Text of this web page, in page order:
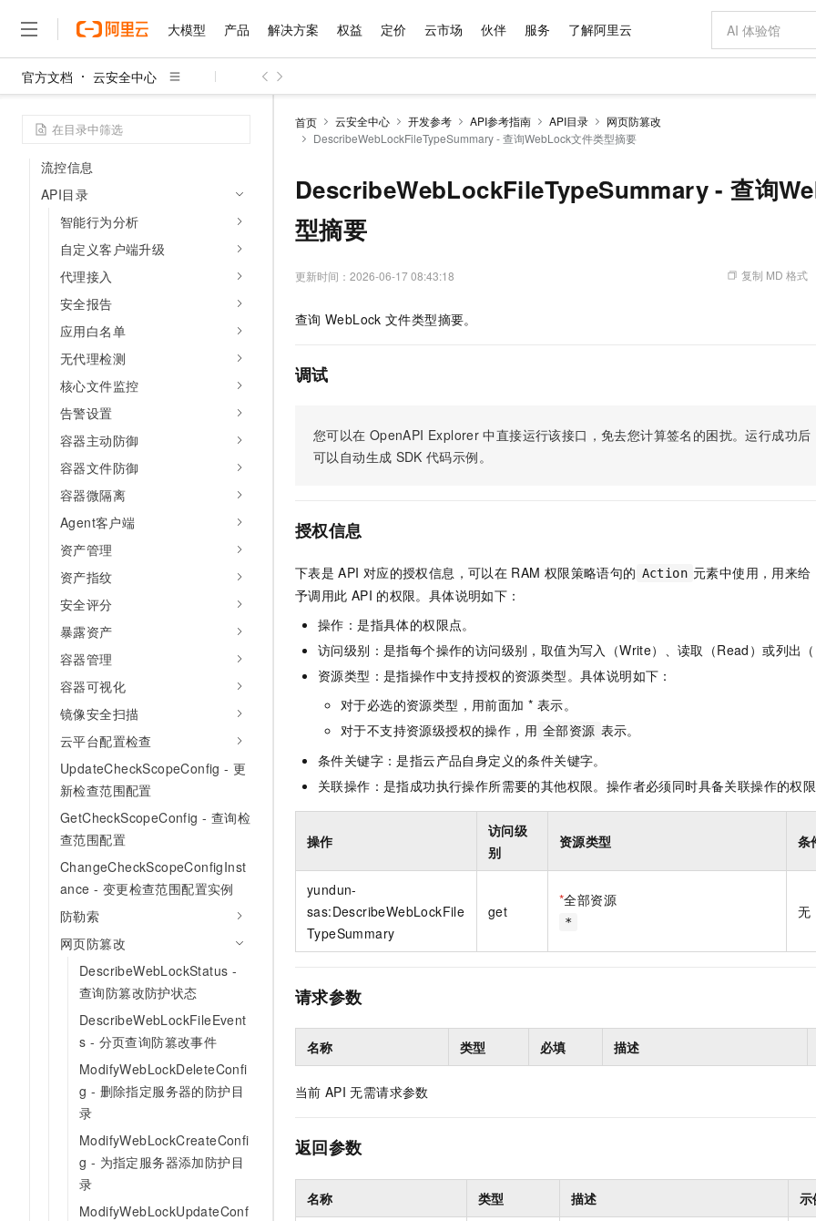
大模型 产品 解决方案 权益 定价 云市场 伙伴 服务 了解阿里云
官方文档 云安全中心
开发参考
API参考指南
API概览
授权信息
流控信息
API目录
智能行为分析
自定义客户端升级
代理接入
安全报告
应用白名单
无代理检测
核心文件监控
告警设置
容器主动防御
容器文件防御
容器微隔离
Agent客户端
资产管理
资产指纹
安全评分
暴露资产
容器管理
容器可视化
镜像安全扫描
云平台配置检查
UpdateCheckScopeConfig - 更
新检查范围配置
GetCheckScopeConfig - 查询检
查范围配置
ChangeCheckScopeConfigInst
ance - 变更检查范围配置实例
防勒索
网页防篡改
DescribeWebLockStatus -
查询防篡改防护状态
DescribeWebLockFileEvent
s - 分页查询防篡改事件
ModifyWebLockDeleteConfi
g - 删除指定服务器的防护目
录
ModifyWebLockCreateConfi
g - 为指定服务器添加防护目
录
ModifyWebLockUpdateConf
首页 云安全中心 开发参考 API参考指南 API目录
网页防篡改
DescribeWebLockFileTypeSummary - 查询WebLock文件类型摘要
DescribeWebLockFileTypeSummary - 查询
型摘要
更新时间： 2026-06-17 08:43:18 复制 MD 格式
查询 WebLock 文件类型摘要。
调试
您可以在 OpenAPI Explorer 中直接运行该接口，免去您计算签名的困扰。运行成功
可以自动生成 SDK 代码示例。
授权信息
下表是 API 对应的授权信息，可以在 RAM 权限策略语句的 Action 元素中使用，用来给
予调用此 API 的权限。具体说明如下：
操作：是指具体的权限点。
访问级别：是指每个操作的访问级别，取值为写入（Write）、读取（Read）或列出
资源类型：是指操作中支持授权的资源类型。具体说明如下：
对于必选的资源类型，用前面加 * 表示。
对于不支持资源级授权的操作，用 全部资源 表示。
条件关键字：是指云产品自身定义的条件关键字。
关联操作：是指成功执行操作所需要的其他权限。操作者必须同时具备关联操作的权
操作
访问级
别
资源类型 条
yundun-
sas:DescribeWebLockFile
TypeSummary
get
*全部资源
*
无
请求参数
名称 类型 必填 描述
当前 API 无需请求参数
返回参数
名称 类型 描述 示
大模型
千问AI平台
大模型
文本生成
Qwen3.8-Max HOT
千问AI平台-Token Plan
千问AI平台-模型体验
在线体验全尺寸、多种模态的模型效果
新一代 AI 视频生成模型，深度适配广告营销等场景
大模型服务平台百炼-智能体
灵活可视化地构建企业级 Agent
AI Native 的算法工程平台，一站式完成建模、训练、推理服务部署
万有无界
云端极速 AI
大模型解决方案
快速部署 Dify，高效搭建 AI 应用
依托云原生高可用架构,实现Dify私有化部署 用1%尺寸在特定领域达到大模型90%以上效果
即刻拥有 DeepSeek-R1 满血版
产品
精选产品
人工智能与机器学习
计算
容器
存储
网络与CDN
中间件
数据库
大数据计算
媒体服务
企业服务与云通信
域名与网站
终端用户计算
Serverless
开发工具
迁移与运维管理
专有云
精选产品
大模型服务平台百炼 大模型
千问大模型 大模型
多元化、高性能、安全可靠的大模型服务
随时随地安全接入的云上超级电脑
云解析DNS
云原生大数据计算服务 MaxCompute
面向分析的企业级SaaS模式云数据仓库
域名与网站
对象存储 OSS 云数据库
面向真实软件
解决方案
精选解决方案
互联网应用开发
大数据
现代化应用
安全
网络
可观测
上云与迁云
企业出海
政企业务
精选解决方案
千问办公，解锁你的工作新方式
Agency Agents：拥有专属领域专家
快速拥有专属 OpenClaw
让AI从“聊天伙伴”进化为能干活的“数字员工”
睿译宝，AI翻译排版一步到位
GLM-5.2：长任务时代开源旗舰模型 即刻拥有
权益 普惠上云
普惠上云 官方力荐
官方推荐返现计划
推荐新用户得奖励，单订单最高返9万
高校专属算力普惠，学生认证享300元代金券
免费试用
解决方案免费试用 新老同享
最高领取价值200元试用点，立即开启云上创新
1亿+ 大模型 tokens 和 30+ 款产品免费体验
大模型ACA认证体验
AI 特惠
智启 AI 普惠权益
阿里云 OPC 创新助力计划
Qwen3.8-Max 首发尝鲜，限时加量 10 倍，夜间低至2折
夜间 5 折，Qwen/Meoo/TokenPlan 客户专享
AI 场景体
AI 电商营销
图文、视频一
AI智能应用，
定价 产品定价
了解云产品的定价详情
云上成本管理
管理和优化成本
价格计算器
自助选配和估算价格
价格优势
配置报价
云市场 精选商城
网站建设
友盟天域
观测云
电子合同
Tableau 订阅
AI空中课堂在线直播课堂（旗舰版）
生态解决方案
开发者生态解决方案
AI 开发和 AI 应用解决方案
数据与 API
数据集
身份实名认证
400电话
基础软件
宝塔 Linux
CentOS
JAVA
Red Hat
定制小程序
伙伴 成为销售伙伴
分销伙伴
销售伙伴合作计划
Consulting Partner 合作计划
成为产品伙伴
产品生态集成认证中心
产品生态伙伴工作台
产品伙伴
云存储合作
云网络合作
服务 售前咨询
在线服务
售后服务
自助服务
短信专区
企业增值服务
企业支持计划
企业增值服务台
阿里云认证
全部认证
训练营
了解阿里云 为什么选择阿里云
什么是云计算
安全合规
分析师报告
云开发大赛
入门学习赛
最佳实践
云上春晚
云栖战略参考
市场活动
云栖大会